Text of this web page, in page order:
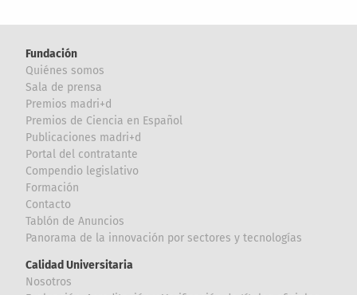
Fundación
Quiénes somos
Sala de prensa
Premios madri+d
Premios de Ciencia en Español
Publicaciones madri+d
Portal del contratante
Compendio legislativo
Formación
Contacto
Tablón de Anuncios
Panorama de la innovación por sectores y tecnologías
Calidad Universitaria
Nosotros